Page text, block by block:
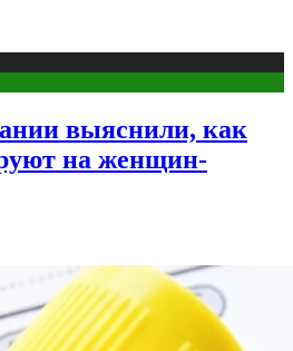
выяснили, как
на женщин-